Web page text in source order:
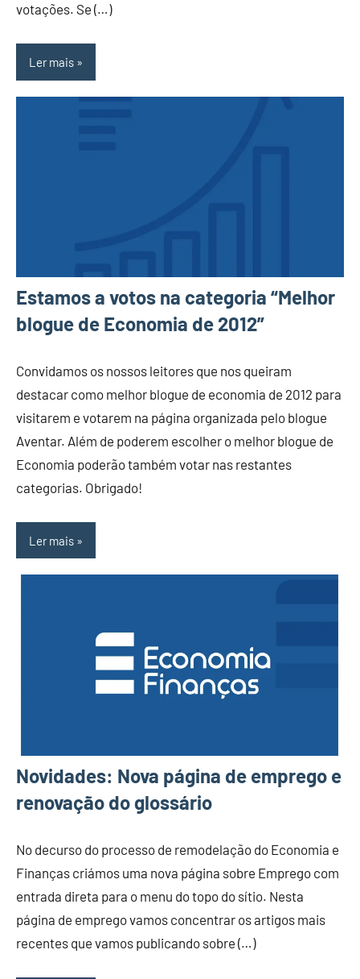
votações. Se (…)
Ler mais
Estamos a votos na categoria “Melhor
blogue de Economia de 2012”
Convidamos os nossos leitores que nos queiram
destacar como melhor blogue de economia de 2012 para
visitarem e votarem na página organizada pelo blogue
Aventar. Além de poderem escolher o melhor blogue de
Economia poderão também votar nas restantes
categorias. Obrigado!
Ler mais
Novidades: Nova página de emprego e
renovação do glossário
No decurso do processo de remodelação do Economia e
Finanças criámos uma nova página sobre Emprego com
entrada direta para o menu do topo do sítio. Nesta
página de emprego vamos concentrar os artigos mais
recentes que vamos publicando sobre (…)